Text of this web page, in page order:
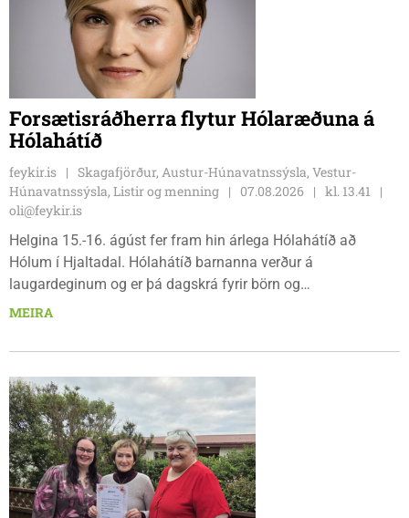
Forsætisráðherra flytur Hólaræðuna á
Hólahátíð
feykir.is
Skagafjörður, Austur-Húnavatnssýsla, Vestur-
Húnavatnssýsla, Listir og menning
07.08.2026
kl. 13.41
oli@feykir.is
Helgina 15.-16. ágúst fer fram hin árlega Hólahátíð að
Hólum í Hjaltadal. Hólahátíð barnanna verður á
laugardeginum og er þá dagskrá fyrir börn og
fjölskyldur.Lydía Einarsdóttir svæðisstjóri æskulýðsmála og
MEIRA